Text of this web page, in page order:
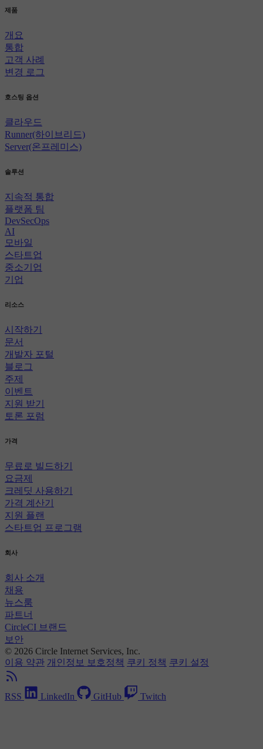
제품
개요
통합
고객 사례
변경 로그
호스팅 옵션
클라우드
Runner(하이브리드)
Server(온프레미스)
솔루션
지속적 통합
플랫폼 팀
DevSecOps
AI
모바일
스타트업
중소기업
기업
리소스
시작하기
문서
개발자 포털
블로그
주제
이벤트
지원 받기
토론 포럼
가격
무료로 빌드하기
요금제
크레딧 사용하기
가격 계산기
지원 플랜
스타트업 프로그램
회사
회사 소개
채용
뉴스룸
파트너
CircleCI 브랜드
보안
© 2026 Circle Internet Services, Inc.
이용 약관 개인정보 보호정책 쿠키 정책 쿠키 설정
RSS LinkedIn GitHub Twitch